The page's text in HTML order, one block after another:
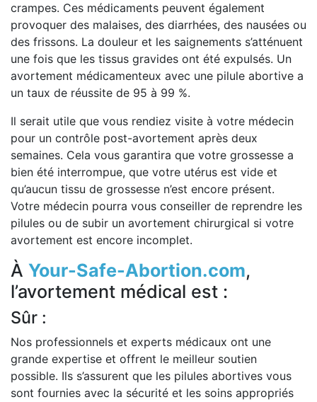
crampes. Ces médicaments peuvent également
provoquer des malaises, des diarrhées, des nausées ou
des frissons. La douleur et les saignements s’atténuent
une fois que les tissus gravides ont été expulsés. Un
avortement médicamenteux avec une pilule abortive a
un taux de réussite de 95 à 99 %.
Il serait utile que vous rendiez visite à votre médecin
pour un contrôle post-avortement après deux
semaines. Cela vous garantira que votre grossesse a
bien été interrompue, que votre utérus est vide et
qu’aucun tissu de grossesse n’est encore présent.
Votre médecin pourra vous conseiller de reprendre les
pilules ou de subir un avortement chirurgical si votre
avortement est encore incomplet.
À Your-Safe-Abortion.com,
l’avortement médical est :
Sûr :
Nos professionnels et experts médicaux ont une
grande expertise et offrent le meilleur soutien
possible. Ils s’assurent que les pilules abortives vous
sont fournies avec la sécurité et les soins appropriés